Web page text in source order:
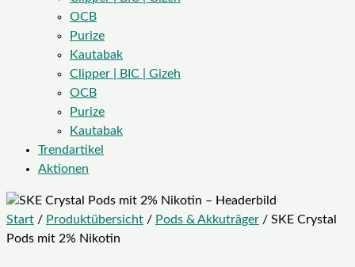
OCB
Purize
Kautabak
Clipper | BIC | Gizeh
OCB
Purize
Kautabak
Trendartikel
Aktionen
Start / Produktübersicht / Pods & Akkuträger / SKE Crystal
Pods mit 2% Nikotin